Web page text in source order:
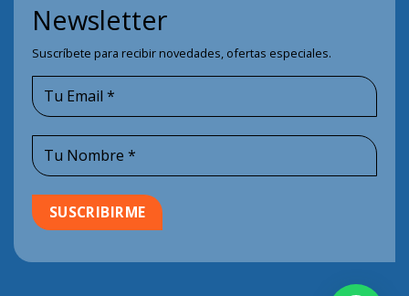
Newsletter
Suscríbete para recibir novedades, ofertas especiales.